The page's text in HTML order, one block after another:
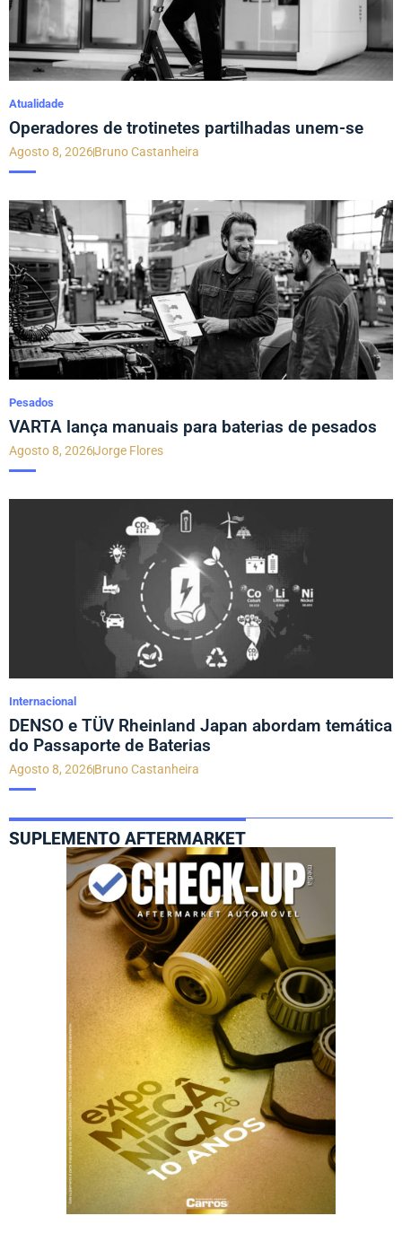
Atualidade
Operadores de trotinetes partilhadas unem-se
Agosto 8, 2026Bruno Castanheira
Pesados
VARTA lança manuais para baterias de pesados
Agosto 8, 2026Jorge Flores
Internacional
DENSO e TÜV Rheinland Japan abordam temática
do Passaporte de Baterias
Agosto 8, 2026Bruno Castanheira
SUPLEMENTO AFTERMARKET